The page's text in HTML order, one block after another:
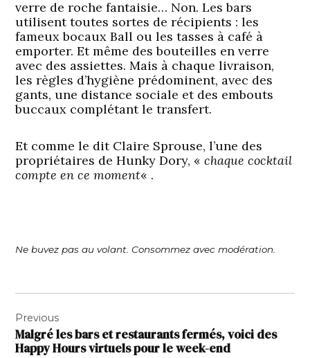
verre de roche fantaisie… Non. Les bars
utilisent toutes sortes de récipients : les
fameux bocaux Ball ou les tasses à café à
emporter. Et même des bouteilles en verre
avec des assiettes. Mais à chaque livraison,
les règles d’hygiène prédominent, avec des
gants, une distance sociale et des embouts
buccaux complétant le transfert.
Et comme le dit Claire Sprouse, l’une des
propriétaires de Hunky Dory, «chaque cocktail
compte en ce moment« .
Ne buvez pas au volant. Consommez avec modération.
de
l’article
Previous
Malgré les bars et restaurants fermés, voici des
Happy Hours virtuels pour le week-end